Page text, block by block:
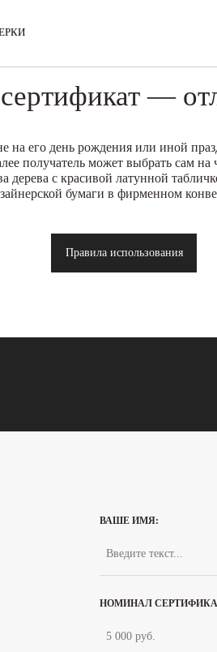
—
его день рождения или иной
получатель может выбрать сам
дерева с красивой латунной
бумаги в фирменном
Правила использования
ВАШЕ ИМЯ:
НОМИНАЛ